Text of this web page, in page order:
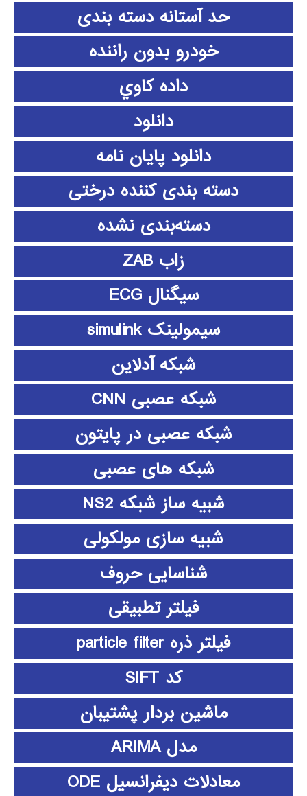
حد آستانه دسته بندی
خودرو بدون راننده
داده كاوي
دانلود
دانلود پايان نامه
دسته بندی کننده درختی
دسته‌بندی نشده
زاب ZAB
سیگنال ECG
سیمولینک simulink
شبکه آدلاین
شبکه عصبی CNN
شبکه عصبی در پایتون
شبکه های عصبی
شبیه ساز شبکه NS2
شبیه سازی مولکولی
شناسایی حروف
فیلتر تطبیقی
فیلتر ذره particle filter
کد SIFT
ماشین بردار پشتیبان
مدل ARIMA
معادلات دیفرانسیل ODE